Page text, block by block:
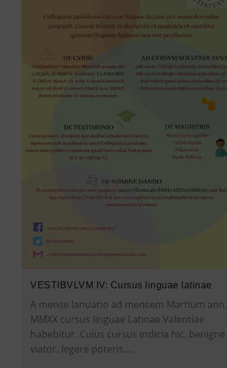
VESTIBVLVM IV: Cursus linguae latinae
A mense Ianuario ad mensem Martium ann.
MMXX cursus linguae Latinae Valentiae
habebitur. Cuius cursus indicia hic, benigne
viator, legere poteris....